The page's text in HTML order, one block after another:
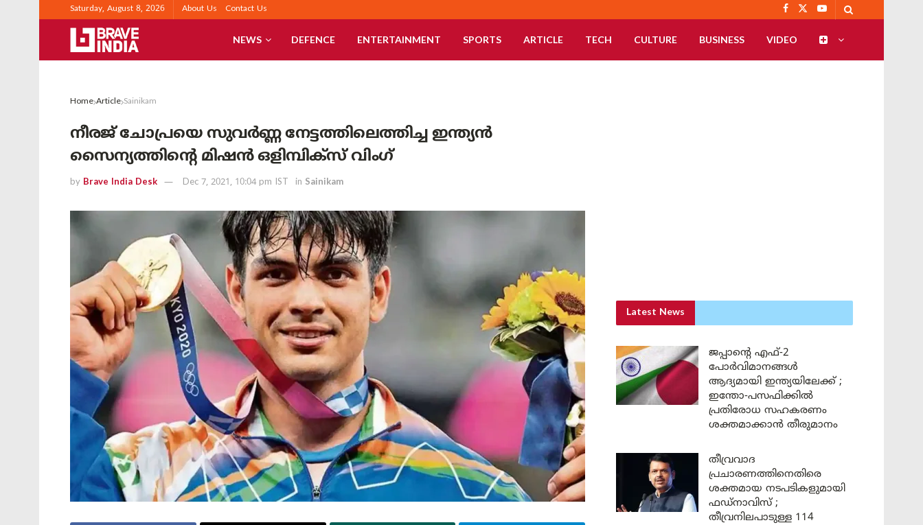
Saturday, August 8, 2026 About Us Contact Us
NEWS DEFENCE ENTERTAINMENT SPORTS ARTICLE TECH CULTURE BUSINESS VIDEO
Home Article Sainikam
നീരജ് ചോപ്രയെ സുവർണ്ണ നേട്ടത്തിലെത്തിച്ച ഇന്ത്യൻ
സൈന്യത്തിന്റെ മിഷൻ ഒളിമ്പിക്‌സ് വിംഗ്
by Brave India Desk Dec 7, 2021, 10:04 pm IST in Sainikam
Latest News
ജപ്പാന്റെ എഫ്-2
പോർവിമാനങ്ങൾ
ആദ്യമായി ഇന്ത്യയിലേക്ക് ;
ഇന്തോ-പസഫിക്കിൽ
പ്രതിരോധ സഹകരണം
ശക്തമാക്കാൻ തീരുമാനം
തീവ്രവാദ
പ്രചാരണത്തിനെതിരെ
ശക്തമായ നടപടികളുമായി
ഫഡ്നാവിസ് ;
തീവ്രനിലപാടുള്ള 114